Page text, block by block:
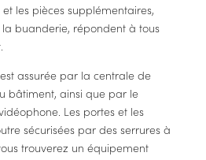
les pièces supplémentaires,
buanderie, répondent à tous
assurée par la centrale de
bâtiment, ainsi que par le
Les portes et les
sécurisées par des serrures à
trouverez un équipement